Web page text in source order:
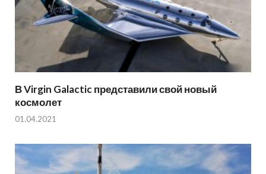
В Virgin Galactic представили свой новый
космолет
01.04.2021